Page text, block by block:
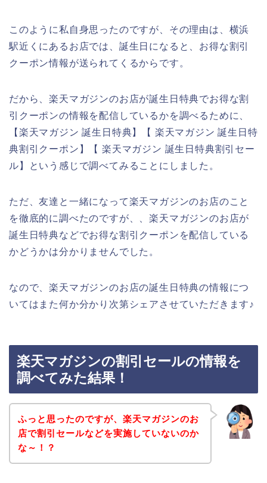
このように私自身思ったのですが、その理由は、横浜
駅近くにあるお店では、誕生日になると、お得な割引
クーポン情報が送られてくるからです。
だから、楽天マガジンのお店が誕生日特典でお得な割
引クーポンの情報を配信しているかを調べるために、
【楽天マガジン 誕生日特典】【 楽天マガジン 誕生日特
典割引クーポン】【 楽天マガジン 誕生日特典割引セー
ル】という感じで調べてみることにしました。
ただ、友達と一緒になって楽天マガジンのお店のこと
を徹底的に調べたのですが、、楽天マガジンのお店が
誕生日特典などでお得な割引クーポンを配信している
かどうかは分かりませんでした。
なので、楽天マガジンのお店の誕生日特典の情報につ
いてはまた何か分かり次第シェアさせていただきます♪
楽天マガジンの割引セールの情報を
調べてみた結果！
ふっと思ったのですが、楽天マガジンのお
店で割引セールなどを実施していないのか
な～！？